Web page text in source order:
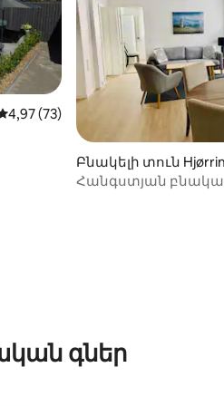
վարկանիշը՝ 5-ից 4,97, 73
4,97 (73)
Բնակելի տուն
մ
Հանգստյան
գներ